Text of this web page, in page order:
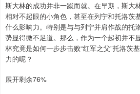
斯大林的成功并非一蹴而就。在早期，斯大
相对不起眼的小角色，甚至在列宁和托洛茨
什么影响力。特别是与与列宁并肩作战的托
势显得微不足道。那么，作为一个起初并不
林究竟是如何一步步击败“红军之父”托洛茨
力的呢？
展开剩余76%